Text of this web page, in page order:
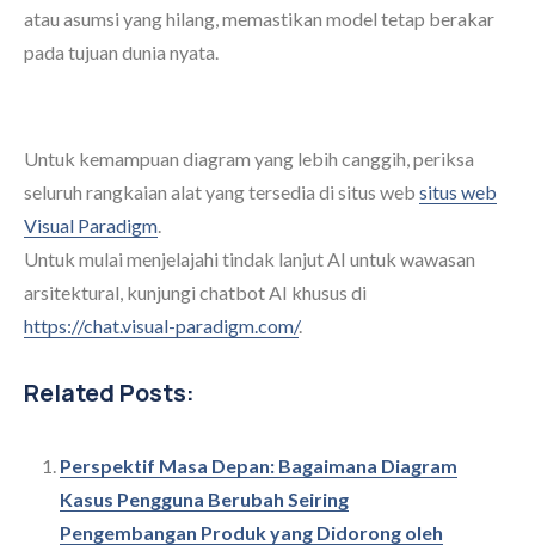
atau asumsi yang hilang, memastikan model tetap berakar
pada tujuan dunia nyata.
Untuk kemampuan diagram yang lebih canggih, periksa
seluruh rangkaian alat yang tersedia di situs web situs web
Visual Paradigm.
Untuk mulai menjelajahi tindak lanjut AI untuk wawasan
arsitektural, kunjungi chatbot AI khusus di
https://chat.visual-paradigm.com/.
Related Posts:
Perspektif Masa Depan: Bagaimana Diagram
Kasus Pengguna Berubah Seiring
Pengembangan Produk yang Didorong oleh